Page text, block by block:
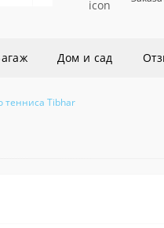
Дом и сад
тенниса Tibhar